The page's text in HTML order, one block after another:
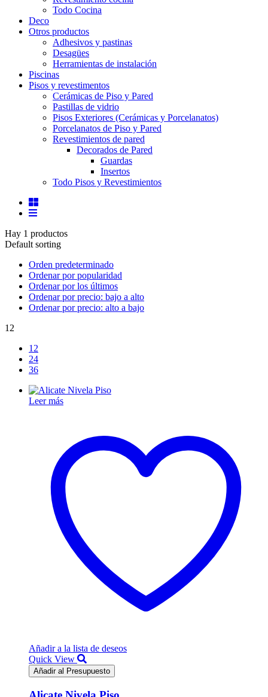
Todo Cocina
Deco
Otros productos
Adhesivos y pastinas
Desagües
Herramientas de instalación
Piscinas
Pisos y revestimentos
Cerámicas de Piso y Pared
Pastillas de vidrio
Pisos Exteriores (Cerámicas y Porcelanatos)
Porcelanatos de Piso y Pared
Revestimientos de pared
Decorados de Pared
Guardas
Insertos
Todo Pisos y Revestimientos
Hay 1 productos
Default sorting
Orden predeterminado
Ordenar por popularidad
Ordenar por los últimos
Ordenar por precio: bajo a alto
Ordenar por precio: alto a bajo
12
12
24
36
Leer más
Añadir a la lista de deseos
Quick View
Añadir al Presupuesto